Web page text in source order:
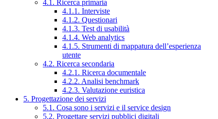
4.1. Ricerca primaria
4.1.1. Interviste
4.1.2. Questionari
4.1.3. Test di usabilità
4.1.4. Web analytics
4.1.5. Strumenti di mappatura dell’esperienza
utente
4.2. Ricerca secondaria
4.2.1. Ricerca documentale
4.2.2. Analisi benchmark
4.2.3. Valutazione euristica
5. Progettazione dei servizi
5.1. Cosa sono i servizi e il service design
5.2. Progettare servizi pubblici digitali